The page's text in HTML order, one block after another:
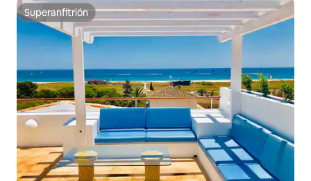
Superanfitrión
Superanfitrión